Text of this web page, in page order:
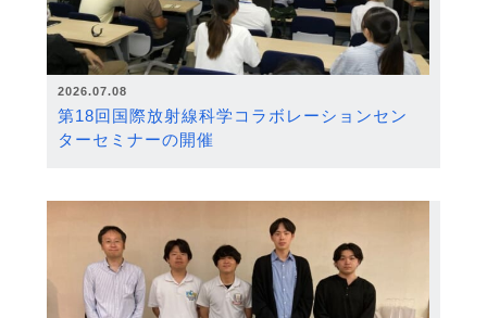
2026.07.08
第18回国際放射線科学コラボレーションセン
ターセミナーの開催